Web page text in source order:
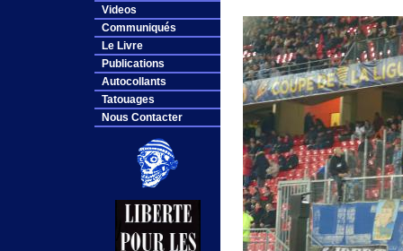
Videos
Communiqués
Le Livre
Publications
Autocollants
Tatouages
Nous Contacter